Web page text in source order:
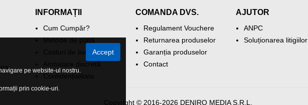
INFORMAȚII
Cum Cumpăr?
Metode de plată
Costuri de livrare
COMANDA DVS.
Regulament Vouchere
Returnarea produselor
Garanția produselor
Contact
AJUTOR
ANPC
Soluționarea litigiilor
Copyright © 2016-2026 DENIRO MEDIA S.R.L.
Accept
pe website-ul nostru.
prin cookie-uri.